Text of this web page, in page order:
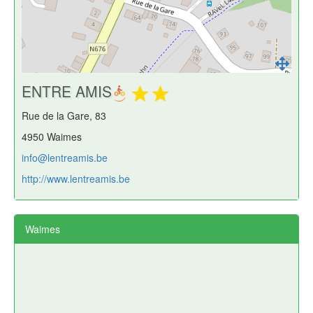
ENTRE AMIS
Rue de la Gare, 83
4950 Waimes
info@lentreamis.be
http://www.lentreamis.be
Waimes